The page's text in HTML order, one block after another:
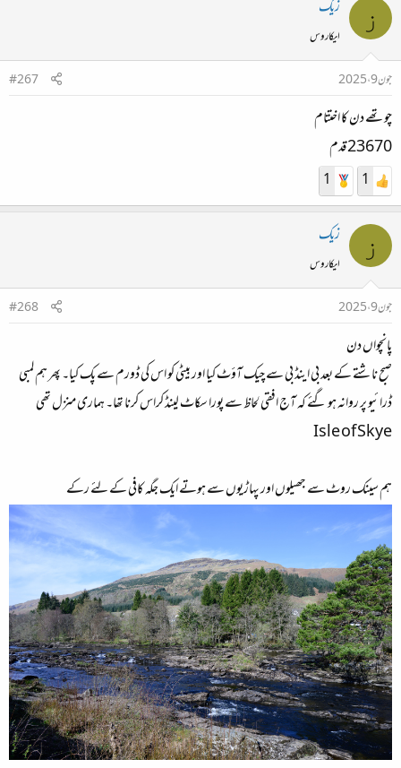
ز زیک
ایکاروس
جون 9، 2025
#267
چوتھے دن کا اختتام
23670 قدم
1
1
ز زیک
ایکاروس
جون 9، 2025
#268
پانچواں دن
صبح ناشتے کے بعد بی اینڈ بی سے چیک آؤٹ کیا اور بیٹی کو اس کی ڈورم سے پک کیا۔ پھر ہم لمبی
ڈرائیو پر روانہ ہو گئے کہ آج افقی لحاظ سے پورا سکاٹ لینڈ کراس کرنا تھا۔ ہماری منزل تھی
Isle of Skye
ہم سینک روٹ سے جھیلوں اور پہاڑیوں سے ہوتے ایک جگہ کافی کے لئے رکے